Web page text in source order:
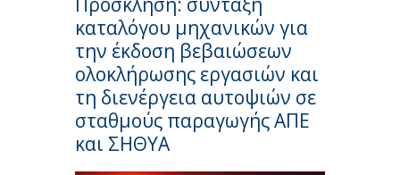
καταλόγου μηχανικών για
την έκδοση βεβαιώσεων
ολοκλήρωσης εργασιών και
τη διενέργεια αυτοψιών σε
σταθμούς παραγωγής ΑΠΕ
και ΣΗΘΥΑ